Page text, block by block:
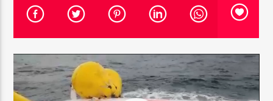
Emission en cours
Web-Radio-Années 100% 80s
07:00 22:00
Lecteur
vidéo